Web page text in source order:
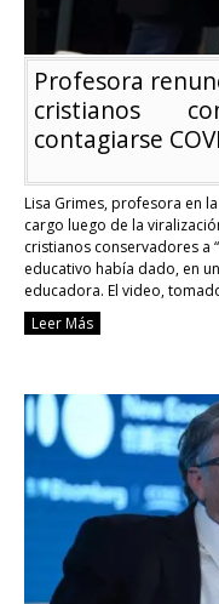
Profesora
cristianos
contagiarse
Lisa Grimes, profesora en
cargo luego de la
cristianos conservadores a
educativo había dado, en
educadora. El video,
Colleyville, muestra …
Leer Más